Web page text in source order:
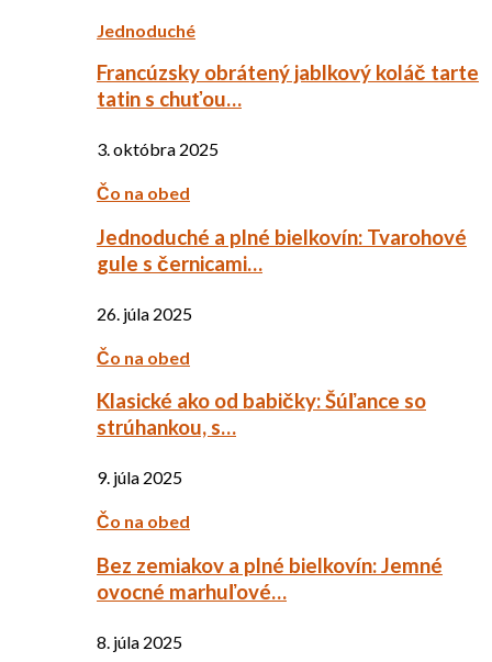
Jednoduché
Francúzsky obrátený jablkový koláč tarte
tatin s chuťou…
3. októbra 2025
Čo na obed
Jednoduché a plné bielkovín: Tvarohové
gule s černicami…
26. júla 2025
Čo na obed
Klasické ako od babičky: Šúľance so
strúhankou, s…
9. júla 2025
Čo na obed
Bez zemiakov a plné bielkovín: Jemné
ovocné marhuľové…
8. júla 2025